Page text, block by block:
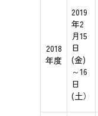
2018
年度
2019
年2
月15
日
(金)
～16
日
(土）